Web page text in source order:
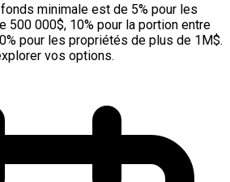
minimale est de 5% pour les
500 000$, 10% pour la portion entre
pour les propriétés de plus de 1M$.
vos options.